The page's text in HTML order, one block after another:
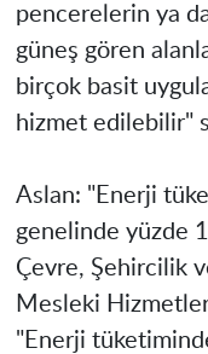
pencerelerin ya
güneş gören
birçok basit
hizmet edilebilir"
Aslan: "Enerji
genelinde yüzde
Çevre, Şehircilik
Mesleki
"Enerji